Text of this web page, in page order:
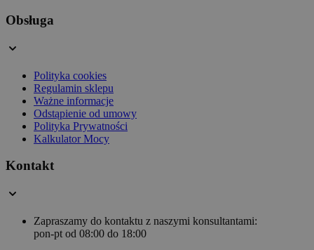
Obsługa
Polityka cookies
Regulamin sklepu
Ważne informacje
Odstąpienie od umowy
Polityka Prywatności
Kalkulator Mocy
Kontakt
Zapraszamy do kontaktu z naszymi konsultantami:
pon-pt od 08:00 do 18:00